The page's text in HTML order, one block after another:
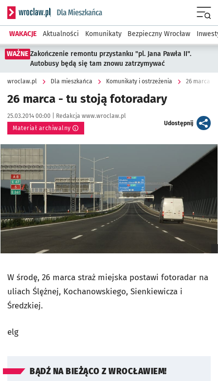
Serwis informacyjny wroclaw.pl podserwis: Dla mieszkańca
WAKACJE Aktualności Komunikaty Bezpieczny Wrocław
WAŻNE Zakończenie remontu przystanku "pl. Jana Pawła II".
Autobusy będą się tam znowu zatrzymywać
wroclaw.pl Dla mieszkańca Komunikaty i ostrzeżenia 26 marca -
26 marca - tu stoją fotoradary
Data publikacji:
25.03.2014 00:00 | Autor:
Redakcja www.wroclaw.pl
Materiał archiwalny
Udostępnijartykuł
Kliknij, aby powiększyć
W środę, 26 marca straż miejska postawi fotoradar na
uliach Ślężnej, Kochanowskiego, Sienkiewicza i
Średzkiej.
elg
BĄDŹ NA BIEŻĄCO Z WROCŁAWIEM!